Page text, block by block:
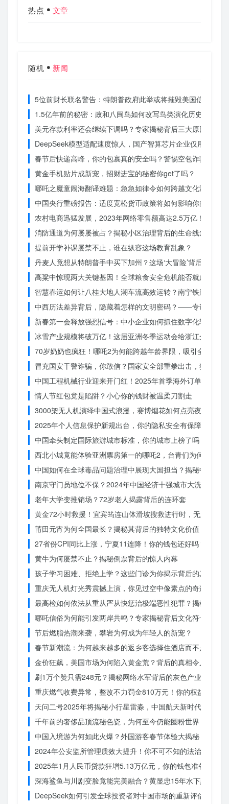
热点 文章
随机 新闻
5位前财长联名警告：特朗普政府此举或将摧毁美国信誉？
1.5亿年前的秘密：政和八闽鸟如何改写鸟类演化历史？
美元存款利率还会继续下调吗？专家揭秘背后三大原因
DeepSeek模型适配速度惊人，国产智算芯片企业仅用一周
春节后快递高峰，你的包裹真的安全吗？警惕空包诈骗
黄金手机贴片成新宠，招财进宝的秘密你get了吗？
哪吒之魔童闹海翻译难题：急急如律令如何跨越文化鸿沟？
中国央行重磅报告：适度宽松货币政策将如何影响你的消费？
农村电商迅猛发展，2023年网络零售额高达2.5万亿！你还在
消防通道为何屡屡被占？揭秘小区治理背后的生命线危机
提前开学补课屡禁不止，谁在纵容这场教育乱象？
丹麦人竟想从特朗普手中买下加州？这场‘大冒险’背后藏着什
高粱中惊现两大关键基因！全球粮食安全危机能否就此终结？
智慧春运如何让八桂大地人潮车流高效运转？南宁铁路枢纽
中西历法差异背后，隐藏着怎样的文明密码？——专访南京
新春第一会释放强烈信号：中小企业如何抓住数字化转型的
冰雪产业规模将破万亿！这届亚洲冬季运动会给浙江企业带
70岁奶奶也疯狂！哪吒2为何能跨越年龄界限，吸引全民观影
冒充国安干警诈骗，你敢信？国家安全部重拳出击，犯罪团
中国工程机械行业迎来开门红！2025年首季海外订单激增，
情人节红包竟是陷阱？小心你的钱财被温柔刀割走
3000架无人机演绎中国式浪漫，赛博烟花如何点亮夜空？
2025年个人信息保护新规出台，你的隐私安全有保障了吗？
中国牵头制定国际旅游城市标准，你的城市上榜了吗？
西北小城竟能体验亚洲票房第一的哪吒2，台青们为何如此惊
中国如何在全球毒品问题治理中展现大国担当？揭秘中国方
南京守门员地位不保？2024年中国经济十强城市大洗牌
老年大学变推销场？72岁老人揭露背后的连环套
黄金72小时救援！宜宾筠连山体滑坡搜救进行时，无人机遥
莆田元宵为何全国最长？揭秘其背后的独特文化价值
27省份CPI同比上涨，宁夏11连降！你的钱包还好吗？
黄牛为何屡禁不止？揭秘倒票背后的惊人内幕
孩子学习困难、拒绝上学？这些门诊为你揭示背后的真相
重庆无人机灯光秀震撼上演，你见过空中像素点的奇迹吗？
最高检如何依法从重从严从快惩治极端恶性犯罪？揭秘重大
哪吒信俗为何能引发两岸共鸣？专家揭秘背后文化符号的力量
节后燃脂热潮来袭，攀岩为何成为年轻人的新宠？
春节新潮流：为何越来越多的返乡客选择住酒店而不是家里？
金价狂飙，美国市场为何陷入黄金荒？背后的真相令人
刷1万个赞只需248元？揭秘网络水军背后的灰色产业链
重庆燃气收费异常，整改不力罚金810万元！你的权益被侵犯
天问二号2025年将揭秘小行星雷淼，中国航天新时代即将开
千年前的奢侈品顶流秘色瓷，为何至今仍能圈粉世界？揭秘
中国入境游为何如此火爆？外国游客春节体验大揭秘
2024年公安监所管理质效大提升！你不可不知的法治文明新
2025年1月人民币贷款狂增5.13万亿元，你的钱包准备好了吗
深海鲨鱼与川剧变脸竟能完美融合？黄显忠15年水下默剧惊
DeepSeek如何引发全球投资者对中国市场的重新评估？